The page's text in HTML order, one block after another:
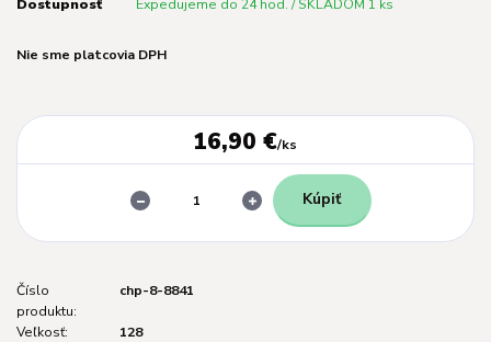
Dostupnosť Expedujeme do 24 hod. / SKLADOM 1 ks
Nie sme platcovia DPH
16,90 €/ks
Kúpiť
Číslo
produktu:
chp-8-8841
Veľkosť:
128